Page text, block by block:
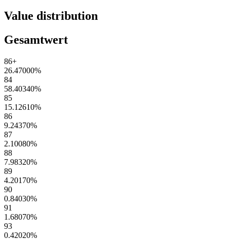
Value distribution
Gesamtwert
86+
26.47000%
84
58.40340%
85
15.12610%
86
9.24370%
87
2.10080%
88
7.98320%
89
4.20170%
90
0.84030%
91
1.68070%
93
0.42020%